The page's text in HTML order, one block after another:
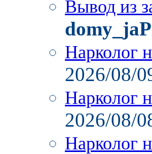
Вывод из
Нарколог
2026/08/
Нарколог
2026/08/
Нарколог